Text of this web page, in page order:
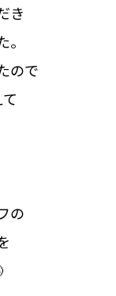
き
ので
の